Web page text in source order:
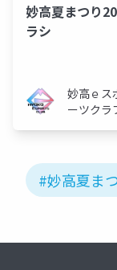
妙高夏まつり
ラシ
妙高ｅス
ーツクラ
#妙高夏ま